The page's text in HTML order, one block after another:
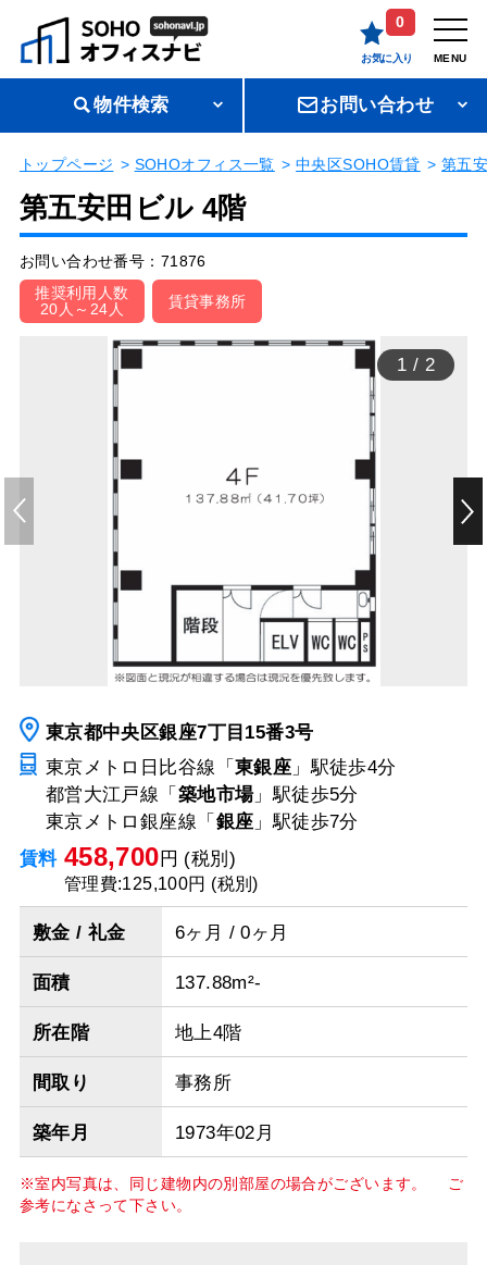
0
お気に入り MENU
物件検索 お問い合わせ
トップページ SOHOオフィス一覧 中央区SOHO賃貸 第五
第五安田ビル 4階
お問い合わせ番号：71876
推奨利用人数
20人～24人
賃貸事務所
1 / 2
東京都中央区銀座7丁目15番3号
東京メトロ日比谷線「 東銀座 」駅徒歩4分
都営大江戸線「 築地市場」駅徒歩5分
東京メトロ銀座線「 銀座 」駅徒歩7分
賃料 458,700 円 (税別)
管理費:125,100円 (税別)
敷金 / 礼金 6ヶ月 / 0ヶ月
面積 137.88m²-
所在階 地上4階
間取り 事務所
築年月 1973年02月
※室内写真は、同じ建物内の別部屋の場合がございます。 ご
参考になさって下さい。